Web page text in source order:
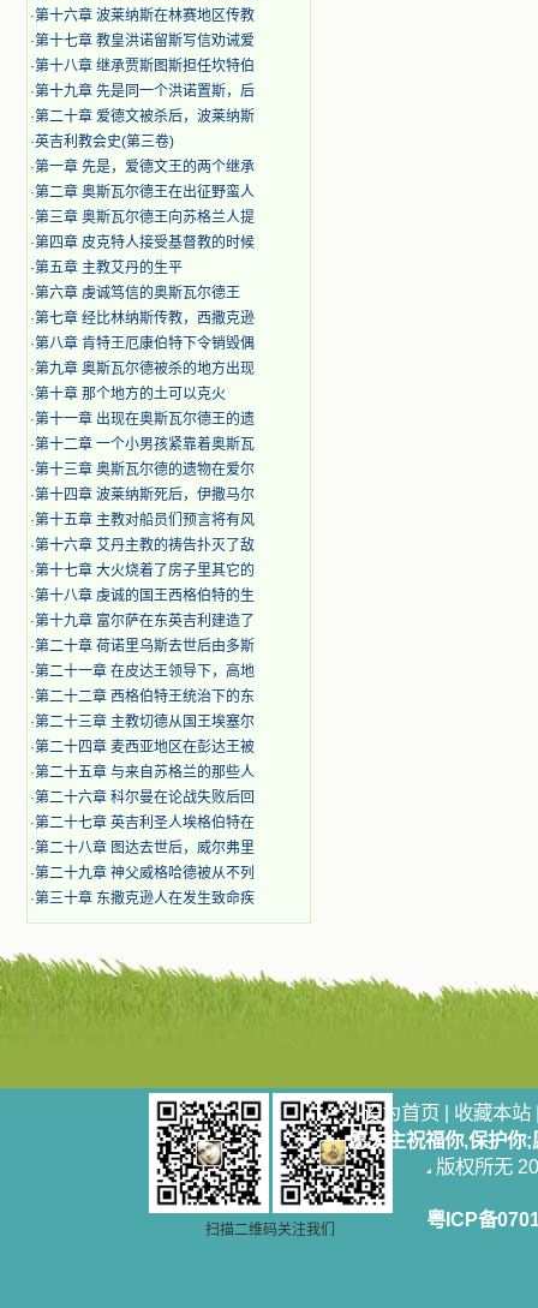
·第十六章 波莱纳斯在林赛地区传教
·第十七章 教皇洪诺留斯写信劝诫爱
·第十八章 继承贾斯图斯担任坎特伯
·第十九章 先是同一个洪诺置斯，后
·第二十章 爱德文被杀后，波莱纳斯
·英吉利教会史(第三卷)
·第一章 先是，爱德文王的两个继承
·第二章 奥斯瓦尔德王在出征野蛮人
·第三章 奥斯瓦尔德王向苏格兰人提
·第四章 皮克特人接受基督教的时候
·第五章 主教艾丹的生平
·第六章 虔诚笃信的奥斯瓦尔德王
·第七章 经比林纳斯传教，西撒克逊
·第八章 肯特王厄康伯特下令销毁偶
·第九章 奥斯瓦尔德被杀的地方出现
·第十章 那个地方的土可以克火
·第十一章 出现在奥斯瓦尔德王的遗
·第十二章 一个小男孩紧靠着奥斯瓦
·第十三章 奥斯瓦尔德的遗物在爱尔
·第十四章 波莱纳斯死后，伊撒马尔
·第十五章 主教对船员们预言将有风
·第十六章 艾丹主教的祷告扑灭了敌
·第十七章 大火烧着了房子里其它的
·第十八章 虔诚的国王西格伯特的生
·第十九章 富尔萨在东英吉利建造了
·第二十章 荷诺里乌斯去世后由多斯
·第二十一章 在皮达王领导下，高地
·第二十二章 西格伯特王统治下的东
·第二十三章 主教切德从国王埃塞尔
·第二十四章 麦西亚地区在彭达王被
·第二十五章 与来自苏格兰的那些人
·第二十六章 科尔曼在论战失败后回
·第二十七章 英吉利圣人埃格伯特在
·第二十八章 图达去世后，威尔弗里
·第二十九章 神父威格哈德被从不列
·第三十章 东撒克逊人在发生致命疾
扫描二维码关注我们
设为首页 | 收藏本站
愿天主祝福你,保护你
版权所无
粤ICP备